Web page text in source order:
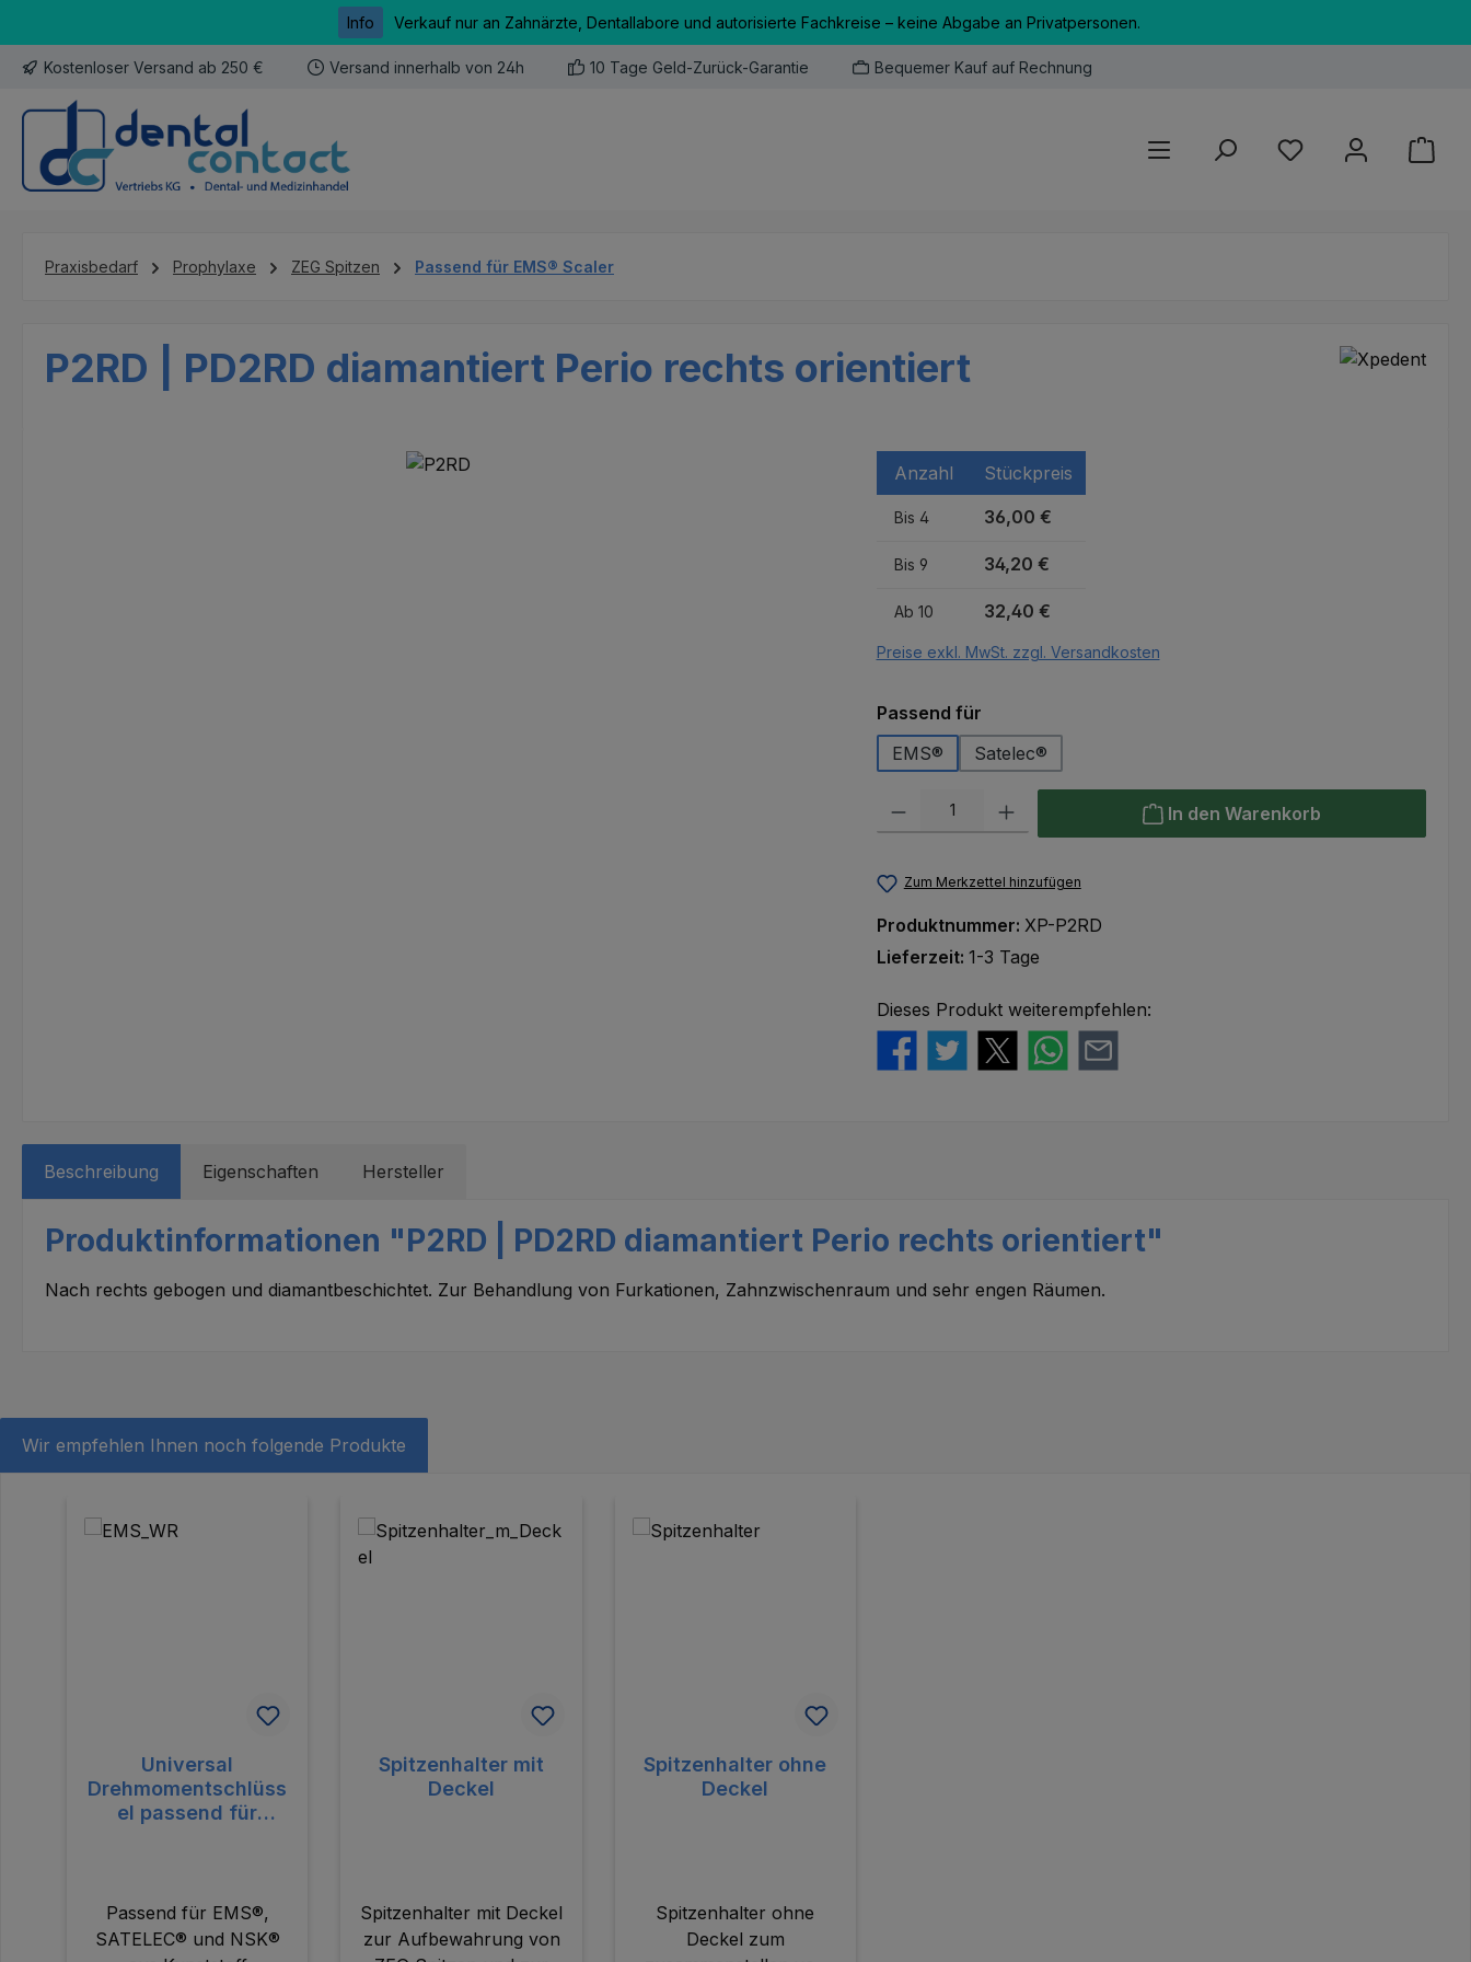
Info Verkauf nur an Zahnärzte, Dentallabore und autorisierte Fachkreise – keine Abgabe an Privatpersonen.
Kostenloser Versand ab 250 € Versand innerhalb von 24h 10 Tage Geld-Zurück-Garantie Bequemer Kauf auf Rechnung
Du hast 0 Produkte
Praxisbedarf Prophylaxe ZEG Spitzen Passend für EMS® Scaler
P2RD | PD2RD diamantiert Perio rechts orientiert
Anzahl Stückpreis
Bis 4 36,00 €
Bis 9 34,20 €
Ab 10 32,40 €
Preise exkl. MwSt. zzgl. Versandkosten
Passend fürauswählen
EMS®
Satelec®
Produkt Anzahl: Gib den gewünschten Wert ein oder benutze die Schaltflächen
In den Warenkorb
Zum Merkzettel hinzufügen
Produktnummer: XP-P2RD
Lieferzeit: 1-3 Tage
Dieses Produkt weiterempfehlen:
Beschreibung Eigenschaften Hersteller
Produktinformationen "P2RD | PD2RD diamantiert Perio rechts orientiert"
Nach rechts gebogen und diamantbeschichtet. Zur Behandlung von Furkationen, Zahnzwischenraum und sehr engen Räumen.
Wir empfehlen Ihnen noch folgende Produkte
Universal
Drehmomentschlüss
el passend für
Passend für EMS®,
SATELEC® und NSK®
Spitzenhalter mit
Deckel
Spitzenhalter mit Deckel
zur Aufbewahrung von
Spitzenhalter ohne
Deckel
Spitzenhalter ohne
Deckel zum